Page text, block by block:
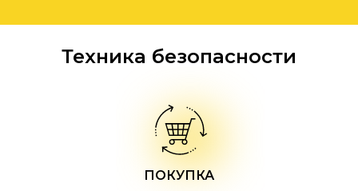
ПОКУПКА
Техника безопасности